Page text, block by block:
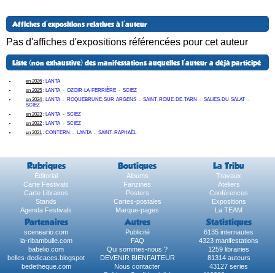
Affiches d'expositions relatives à l'auteur
Pas d'affiches d'expositions référencées pour cet auteur
Liste (non exhaustive) des manifestations auquelles l'auteur a déjà participé
en 2026 : LANTA
en 2025 : LANTA- OZOIR-LA-FERRIÈRE - SCIEZ
en 2024: LANTA- ROQUEBRUNE-SUR-ARGENS - SAINT-ROME-DE-TARN - SALIES-DU-SALAT -
SCIEZ
en 2023 : LANTA- SCIEZ
en 2022 : LANTA- SCIEZ
en 2021 : CONTERN - LANTA- SAINT-RAPHAËL
Rubriques Boutiques La Tribu
Éditorial Albums
Travaux
Carte Festivals
Fanzines
Ateliers
Carte Libraires
Posters
Conférences
Stands
Cartes-postales
Expositions
Agenda Festivals
Marque-pages La TEAM
Partenaires Autres Statistiques
sceneario.com Publicité
6135 internautes
la-ribambulle.com
FAQ
4323 manifestations
babelio.com
Qui sommes-nous ?
1259 librairies
belles-dedicaces.blogspot
DEVENIR BIENFAITEUR
81314 auteurs
bedetheque.com
Nous contacter
43127 series